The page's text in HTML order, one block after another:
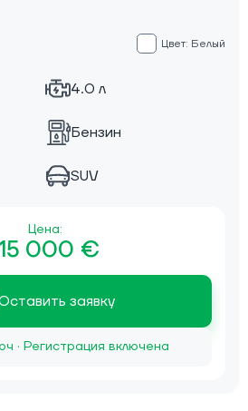
Цвет: Белый
4.0 л
Бензин
SUV
Цена:
000 €
заявку
· Регистрация включена